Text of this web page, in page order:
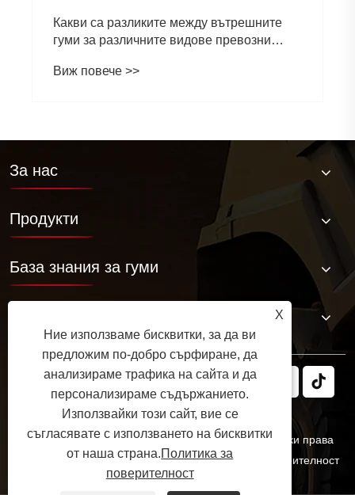
между вътрешните
видове превозни
За нас
Продукти
База знания за гуми
Авторско право © 2025 JABIL Rubber Co., Ltd. Всички права
запазени.Links Sitemap RSS XML Политика за поверителност
X
Ние използваме бисквитки, за да ви
предложим по-добро сърфиране, да
анализираме трафика на сайта и да
персонализираме съдържанието.
Използвайки този сайт, вие се
съгласявате с използването на бисквитки
от наша страна.Политика за
поверителност